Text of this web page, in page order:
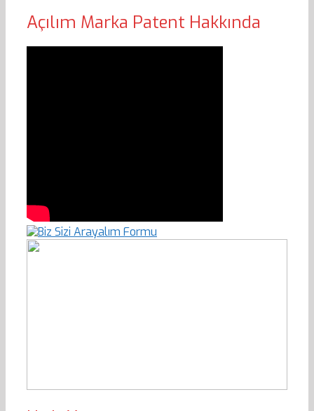
Açılım Marka Patent Hakkında